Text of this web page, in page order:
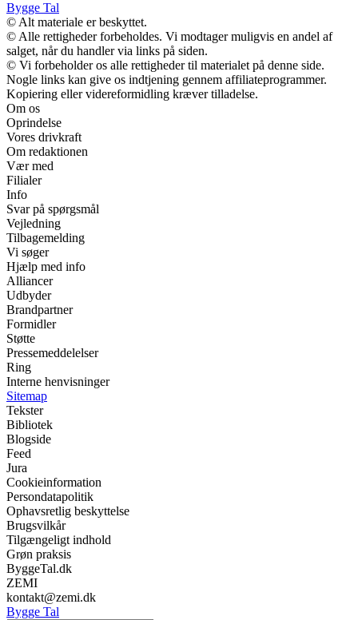
Bygge Tal
© Alt materiale er beskyttet.
© Alle rettigheder forbeholdes. Vi modtager muligvis en andel af
salget, når du handler via links på siden.
© Vi forbeholder os alle rettigheder til materialet på denne side.
Nogle links kan give os indtjening gennem affiliateprogrammer.
Kopiering eller videreformidling kræver tilladelse.
Om os
Oprindelse
Vores drivkraft
Om redaktionen
Vær med
Filialer
Info
Svar på spørgsmål
Vejledning
Tilbagemelding
Vi søger
Hjælp med info
Alliancer
Udbyder
Brandpartner
Formidler
Støtte
Pressemeddelelser
Ring
Interne henvisninger
Sitemap
Tekster
Bibliotek
Blogside
Feed
Jura
Cookieinformation
Persondatapolitik
Ophavsretlig beskyttelse
Brugsvilkår
Tilgængeligt indhold
Grøn praksis
ByggeTal.dk
ZEMI
kontakt@zemi.dk
Bygge Tal